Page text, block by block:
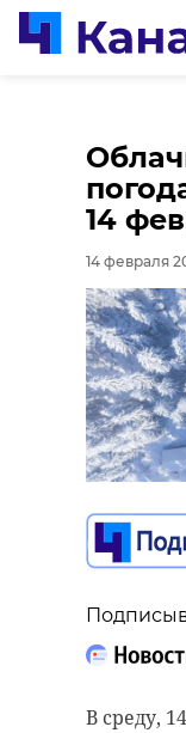
14
14 февраля
В среду,
14 февраля
Санкт-
В
14 февраля